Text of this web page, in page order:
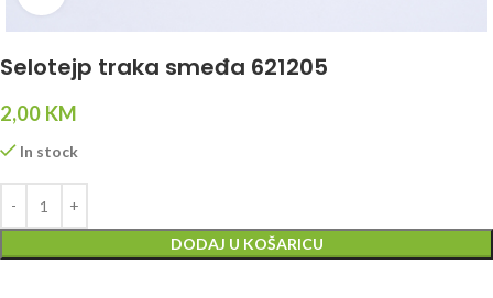
Selotejp traka smeđa 621205
2,00 KM
In stock
DODAJ U KOŠARICU